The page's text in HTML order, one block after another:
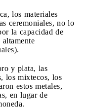
los materiales
ceremoniales, no lo
la capacidad de
y plata, las
los mixtecos, los
estos metales,
en lugar de